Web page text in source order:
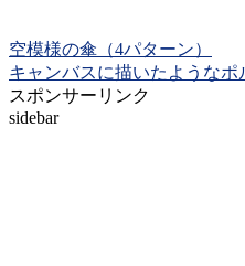
空模様の傘（4パターン）
キャンバスに描いたようなポ
スポンサーリンク
sidebar